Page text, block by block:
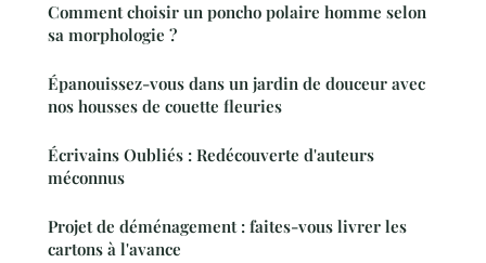
Comment choisir un poncho polaire homme selon
sa morphologie ?
Épanouissez-vous dans un jardin de douceur avec
nos housses de couette fleuries
Écrivains Oubliés : Redécouverte d'auteurs
méconnus
Projet de déménagement : faites-vous livrer les
cartons à l'avance